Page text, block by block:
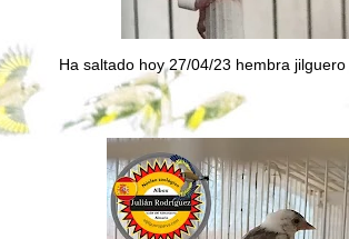
Ha saltado hoy 27/04/23 hembra